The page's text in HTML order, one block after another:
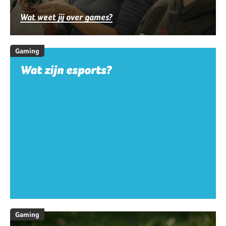
Wat weet jij over games?
Gaming
Wat zijn esports?
Gaming